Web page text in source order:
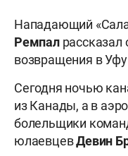
Нападающий
Ремпалрассказал
возвращения в
Сегодня ночью
из Канады, а в
болельщики
юлаевцевДевин